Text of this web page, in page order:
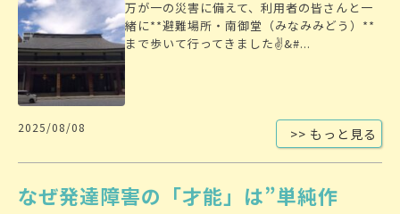
万が一の災害に備えて、利用者の皆さんと一
緒に**避難場所・南御堂（みなみみどう）**
まで歩いて行ってきました✌&#...
2025/08/08 >> もっと見る
なぜ発達障害の「才能」は”単純作